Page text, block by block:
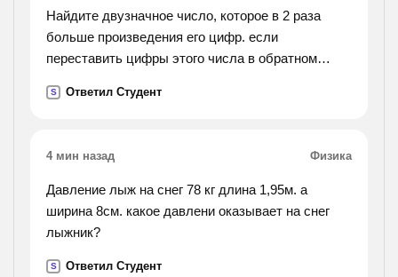
Найдите двузначное число, которое в 2 раза
больше произведения его цифр. если
переставить цифры этого числа в обратном
данному будет равно 1,75
S Ответил Студент
4 мин назад Физика
Давление лыж на снег 78 кг длина 1,95м. а
ширина 8см. какое давлени оказывает на снег
лыжник?
S Ответил Студент